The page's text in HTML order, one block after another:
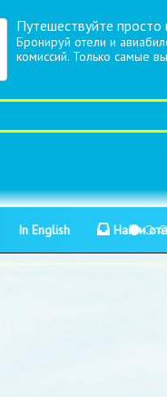
Путешествуйте просто
Бронируй отели и
комиссий. Только самые
In English Найти